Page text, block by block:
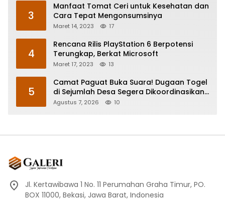
3
Manfaat Tomat Ceri untuk Kesehatan dan
Cara Tepat Mengonsumsinya
Maret 14, 2023 17
4
Rencana Rilis PlayStation 6 Berpotensi
Terungkap, Berkat Microsoft
Maret 17, 2023 13
5
Camat Paguat Buka Suara! Dugaan Togel
di Sejumlah Desa Segera Dikoordinasikan
ke Polisi
Agustus 7, 2026 10
Jl. Kertawibawa 1 No. 11 Perumahan Graha Timur, PO.
BOX 11000, Bekasi, Jawa Barat, Indonesia